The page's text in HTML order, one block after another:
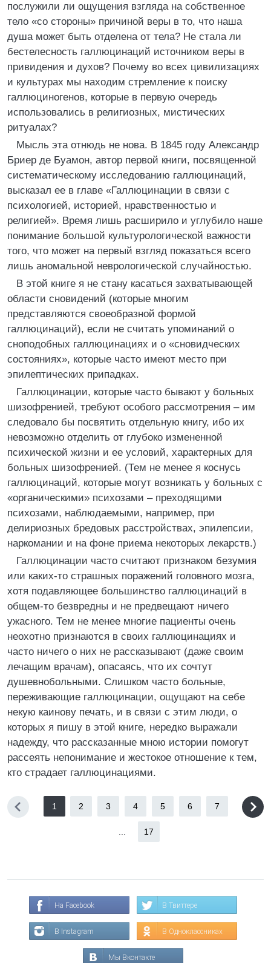
послужили ли ощущения взгляда на собственное
тело «со стороны» причиной веры в то, что наша
душа может быть отделена от тела? Не стала ли
бестелесность галлюцинаций источником веры в
привидения и духов? Почему во всех цивилизациях
и культурах мы находим стремление к поиску
галлюциногенов, которые в первую очередь
использовались в религиозных, мистических
ритуалах?
Мысль эта отнюдь не нова. В 1845 году Александр
Бриер де Буамон, автор первой книги, посвященной
систематическому исследованию галлюцинаций,
высказал ее в главе «Галлюцинации в связи с
психологией, историей, нравственностью и
религией». Время лишь расширило и углубило наше
понимание большой культурологической важности
того, что может на первый взгляд показаться всего
лишь аномальной неврологической случайностью.
В этой книге я не стану касаться захватывающей
области сновидений (которые многим
представляются своеобразной формой
галлюцинаций), если не считать упоминаний о
сноподобных галлюцинациях и о «сновидческих
состояниях», которые часто имеют место при
эпилептических припадках.
Галлюцинации, которые часто бывают у больных
шизофренией, требуют особого рассмотрения – им
следовало бы посвятить отдельную книгу, ибо их
невозможно отделить от глубоко измененной
психической жизни и ее условий, характерных для
больных шизофренией. (Тем не менее я коснусь
галлюцинаций, которые могут возникать у больных с
«органическими» психозами – преходящими
психозами, наблюдаемыми, например, при
делириозных бредовых расстройствах, эпилепсии,
наркомании и на фоне приема некоторых лекарств.)
Галлюцинации часто считают признаком безумия
или каких-то страшных поражений головного мозга,
хотя подавляющее большинство галлюцинаций в
общем-то безвредны и не предвещают ничего
ужасного. Тем не менее многие пациенты очень
неохотно признаются в своих галлюцинациях и
часто ничего о них не рассказывают (даже своим
лечащим врачам), опасаясь, что их сочтут
душевнобольными. Слишком часто больные,
переживающие галлюцинации, ощущают на себе
некую каинову печать, и в связи с этим люди, о
которых я пишу в этой книге, нередко выражали
надежду, что рассказанные мною истории помогут
рассеять непонимание и жестокое отношение к тем,
кто страдает галлюцинациями.
1 2 3 4 5 6 7
17
На Facebook В Твиттере
В Instagram В Одноклассниках
Мы Вконтакте